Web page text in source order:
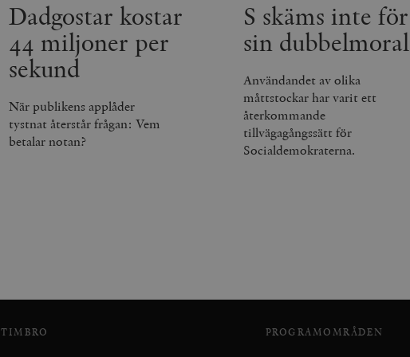
Dadgostar kostar
44 miljoner per
sekund
När publikens applåder
tystnat återstår frågan: Vem
betalar notan?
S skäms inte för
sin dubbelmoral
Användandet av olika
måttstockar har varit ett
återkommande
tillvägagångssätt för
Socialdemokraterna.
TIMBRO PROGRAMOMRÅDEN
.timbro.se
30